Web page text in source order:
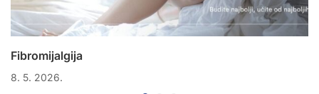
Fibromijalgija
8. 5. 2026.